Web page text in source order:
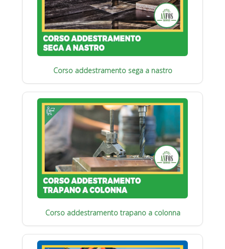
Corso addestramento sega a nastro
Corso addestramento trapano a colonna